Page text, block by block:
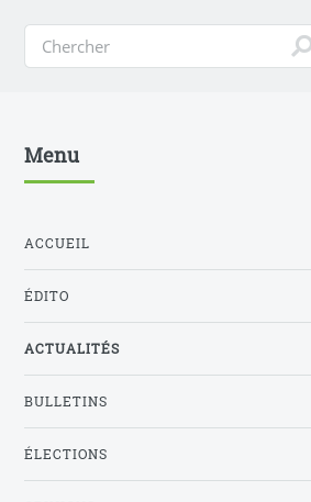
Menu
ACCUEIL
ÉDITO
ACTUALITÉS
BULLETINS
ÉLECTIONS